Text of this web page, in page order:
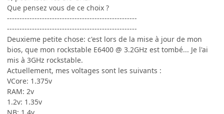
Que pensez vous de ce choix ?
----------------------------------------------------
----------------------------------------------------
Deuxieme petite chose: c'est lors de la mise à jour de mon
bios, que mon rockstable E6400 @ 3.2GHz est tombé... Je l'ai
mis à 3GHz rockstable.
Actuellement, mes voltages sont les suivants :
VCore: 1.375v
RAM: 2v
1.2v: 1.35v